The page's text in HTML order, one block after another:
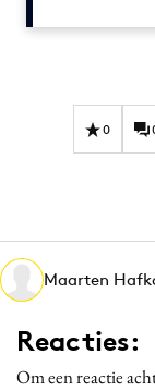
Effectiviteit
Gedragsverandering
Martech
Media
Merkstrategie
PR
Programmatic
0
Maarten
Reacties:
Om een reactie